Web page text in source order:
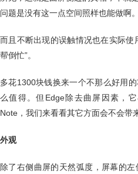
问题是没有这一点空间照样也能做啊。
而且不断出现的误触情况也在实际使
帮倒忙”。
多花1300块钱换来一个不那么好用
么值得。但Edge除去曲屏因素，
Note，我们来看看其它方面会不会带
外观
除了右侧曲屏的天然弧度，屏幕的